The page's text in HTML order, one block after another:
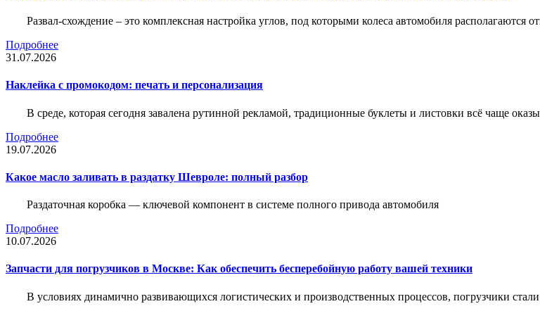
Развал-схождение – это комплексная настройка углов, под которыми колеса автомобиля располагаются
Подробнее
31.07.2026
Наклейка c промокодом: печать и персонализация
В среде, которая сегодня завалена рутинной рекламой, традиционные буклеты и листовки всё чаще
Подробнее
19.07.2026
Какое масло заливать в раздатку Шевроле: полный разбор
Раздаточная коробка — ключевой компонент в системе полного привода автомобиля
Подробнее
10.07.2026
Запчасти для погрузчиков в Москве: Как обеспечить бесперебойную работу вашей техники
В условиях динамично развивающихся логистических и производственных процессов, погрузчики